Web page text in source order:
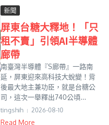
新聞
屏東台糖大釋地！「只
租不賣」引領AI半導體
廊帶
南臺灣半導體『S廊帶』一路南
延，屏東迎來高科技大蛻變！背
後最大地主兼功臣，就是台糖公
司，這次一舉釋出740公頃...
tingshih 2026-08-10
Read More